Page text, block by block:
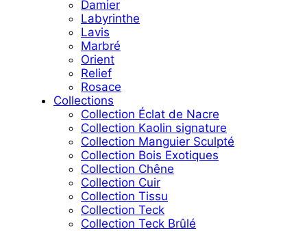
Damier
Labyrinthe
Lavis
Marbré
Orient
Relief
Rosace
Collections
Collection Éclat de Nacre
Collection Kaolin signature
Collection Manguier Sculpté
Collection Bois Exotiques
Collection Chêne
Collection Cuir
Collection Tissu
Collection Teck
Collection Teck Brûlé